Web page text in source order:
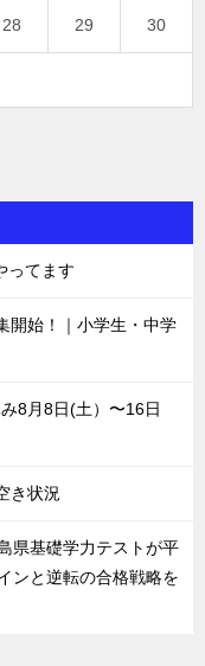
28 29 30
ってます
開始！｜小学生・中学
8月8日(土）〜16日
き状況
県基礎学力テストが平
ンと逆転の合格戦略を